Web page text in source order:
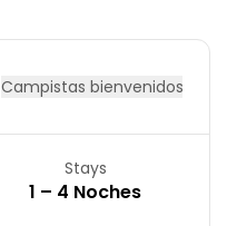
Campistas bienvenidos
Stays
1 – 4 Noches